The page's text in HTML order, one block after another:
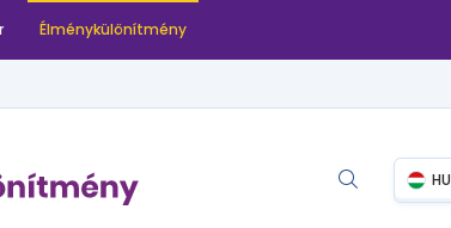
Élménykülönítmény
HU